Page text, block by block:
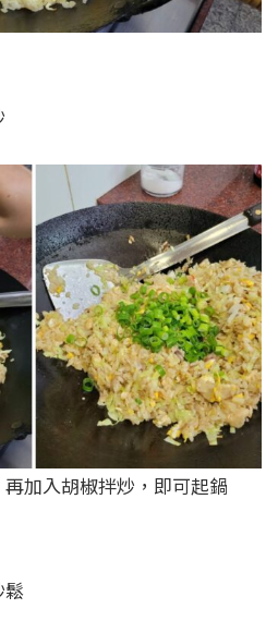
加入胡椒拌炒，即可起鍋